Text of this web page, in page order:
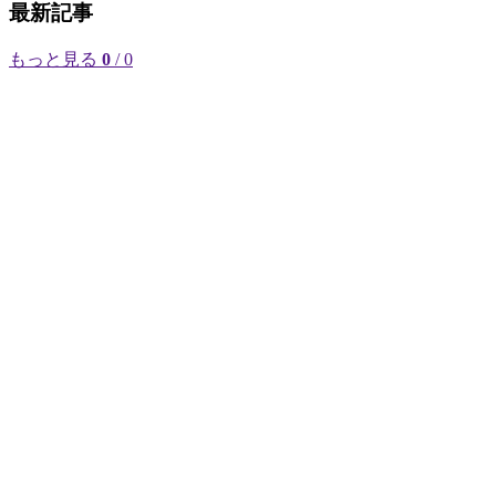
最新記事
もっと見る 0 / 0